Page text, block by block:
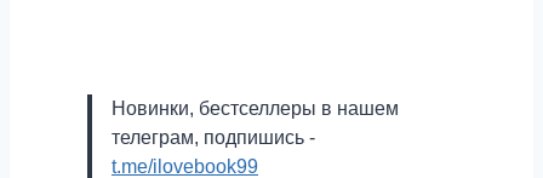
Новинки, бестселлеры в нашем
телеграм, подпишись -
t.me/ilovebook99